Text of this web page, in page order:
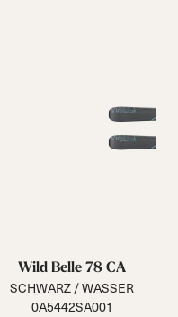
Wild Belle 78 CA
SCHWARZ / WASSER
0A5442SA001